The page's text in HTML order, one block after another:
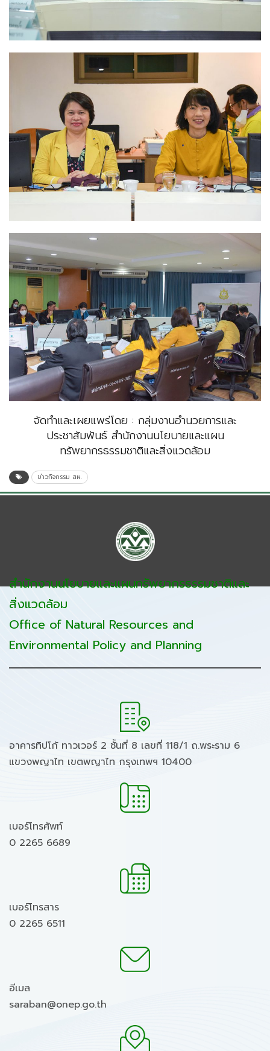
จัดทำและเผยแพร่โดย : กลุ่มงานอำนวยการและ
ประชาสัมพันธ์ สำนักงานนโยบายและแผน
ทรัพยากรธรรมชาติและสิ่งแวดล้อม
ข่าวกิจกรรม สผ.
สำนักงานนโยบายและแผนทรัพยากรธรรมชาติและ
สิ่งแวดล้อม
Office of Natural Resources and
Environmental Policy and Planning
อาคารทิปโก้ ทาวเวอร์ 2 ชั้นที่ 8 เลขที่ 118/1 ถ.พระราม 6
แขวงพญาไท เขตพญาไท กรุงเทพฯ 10400
เบอร์โทรศัพท์
0 2265 6689
เบอร์โทรสาร
0 2265 6511
อีเมล
saraban@onep.go.th